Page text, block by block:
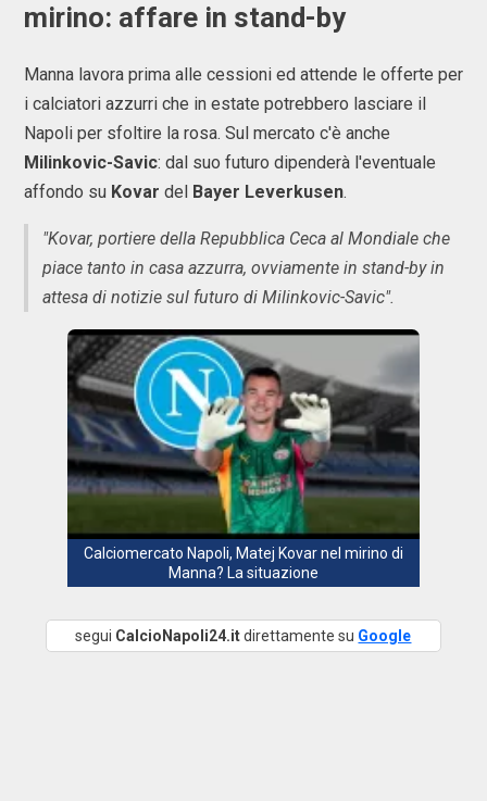
mirino: affare in stand-by
Manna lavora prima alle cessioni ed attende le offerte per
i calciatori azzurri che in estate potrebbero lasciare il
Napoli per sfoltire la rosa. Sul mercato c'è anche
Milinkovic-Savic: dal suo futuro dipenderà l'eventuale
affondo su Kovar del Bayer Leverkusen.
"Kovar, portiere della Repubblica Ceca al Mondiale che
piace tanto in casa azzurra, ovviamente in stand-by in
attesa di notizie sul futuro di Milinkovic-Savic".
Calciomercato Napoli, Matej Kovar nel mirino di
Manna? La situazione
segui CalcioNapoli24.itdirettamente su Google